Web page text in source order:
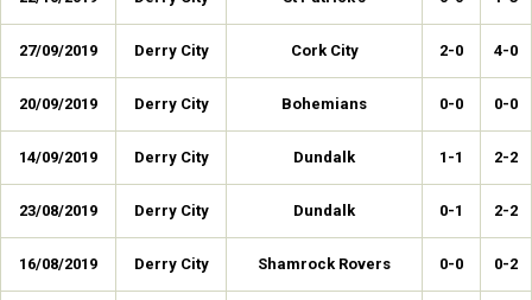
27/09/2019 Derry City Cork City 2-0 4-0
20/09/2019 Derry City Bohemians 0-0 0-0
14/09/2019 Derry City Dundalk 1-1 2-2
23/08/2019 Derry City Dundalk 0-1 2-2
16/08/2019 Derry City Shamrock Rovers 0-0 0-2